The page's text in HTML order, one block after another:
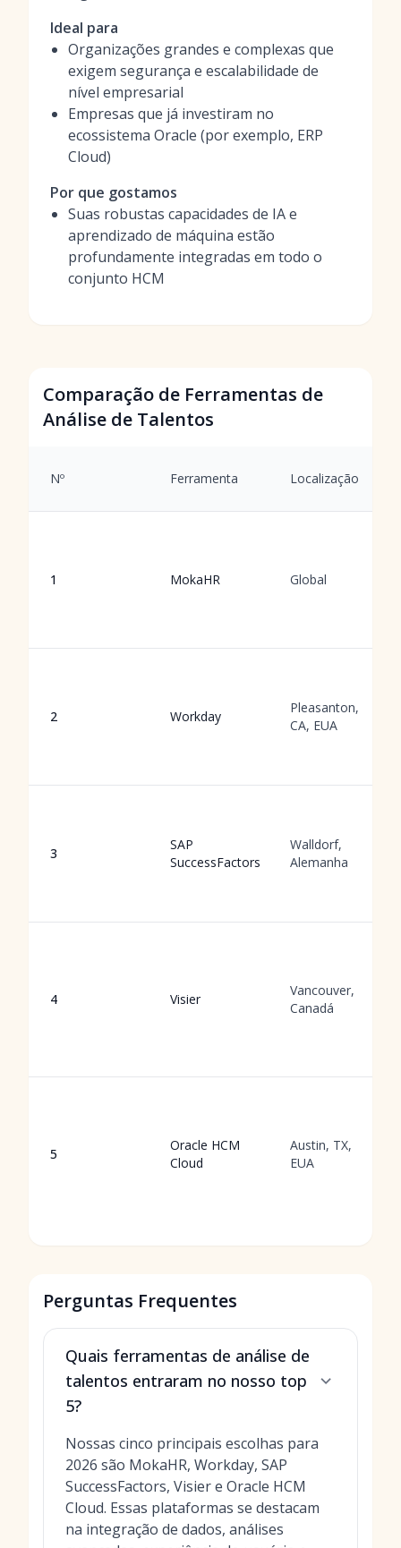
Ideal para
Organizações grandes e complexas que
exigem segurança e escalabilidade de
nível empresarial
Empresas que já investiram no
ecossistema Oracle (por exemplo, ERP
Cloud)
Por que gostamos
Suas robustas capacidades de IA e
aprendizado de máquina estão
profundamente integradas em todo o
conjunto HCM
Comparação de Ferramentas de
Análise de Talentos
Nº Ferramenta Localização
1 MokaHR Global
2 Workday
Pleasanton,
CA, EUA
3
SAP
SuccessFactors
Walldorf,
Alemanha
4 Visier
Vancouver,
Canadá
5
Oracle HCM
Cloud
Austin, TX,
EUA
Perguntas Frequentes
Quais ferramentas de análise de
talentos entraram no nosso top
5?
Nossas cinco principais escolhas para
2026 são MokaHR, Workday, SAP
SuccessFactors, Visier e Oracle HCM
Cloud. Essas plataformas se destacam
na integração de dados, análises